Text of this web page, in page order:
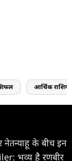
आर्थिक
के बीच इन
भव्य है रणबीर